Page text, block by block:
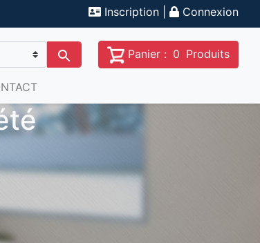
Inscription Connexion
Panier : 0 Produits
Radio
3D
3D 10X12